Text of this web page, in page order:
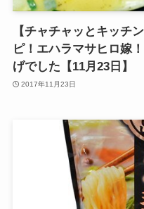
【チャチャッとキッチ
ピ！エハラマサヒロ嫁
げでした【11月23日】
2017年11月23日